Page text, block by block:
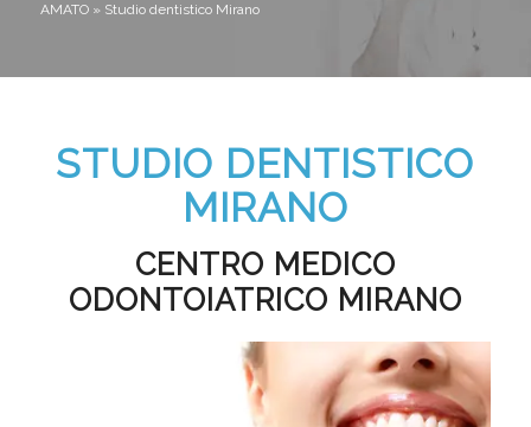
AMATO» Studio dentistico Mirano
STUDIO DENTISTICO
MIRANO
CENTRO MEDICO
ODONTOIATRICO MIRANO